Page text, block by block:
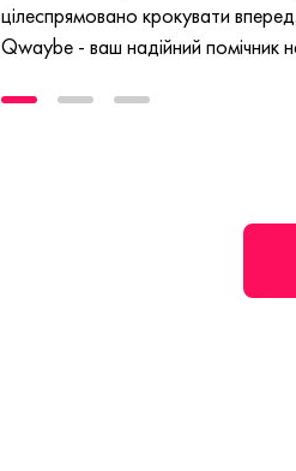
цілеспрямовано крокувати вперед.
Qwaybe - ваш надійний помічник